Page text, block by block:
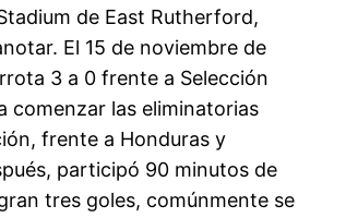
de East Rutherford,
El 15 de noviembre de
3 a 0 frente a Selección
comenzar las eliminatorias
frente a Honduras y
participó 90 minutos de
tres goles, comúnmente se